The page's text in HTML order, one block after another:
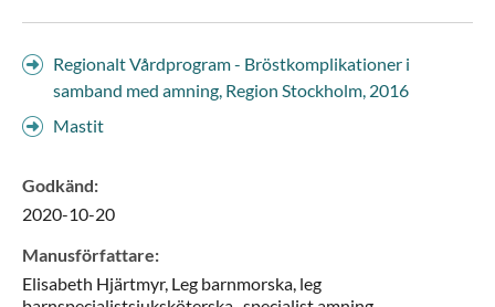
Regionalt Vårdprogram - Bröstkomplikationer i
samband med amning, Region Stockholm, 2016
Mastit
Godkänd:
2020-10-20
Manusförfattare:
Elisabeth Hjärtmyr, Leg barnmorska, leg